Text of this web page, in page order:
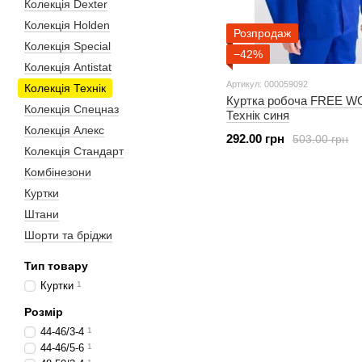
Розпродаж
−42%
Артикул: 000059092
Куртка робоча FREE
Технік синя
503.00 грн
292.00 грн
Колекція Dexter
Колекція Holden
Колекція Special
Колекція Antistat
Колекція Технік
Колекція Спецназ
Колекція Алекс
Колекція Стандарт
Комбінезони
Куртки
Штани
Шорти та бріджи
Тип товару
Куртки 1
Розмір
44-46/3-4 1
44-46/5-6 1